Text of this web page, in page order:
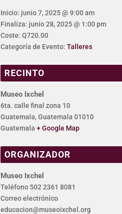
Inicio: junio 7, 2025 @ 9:00 am
Finaliza: junio 28, 2025 @ 1:00 pm
Coste: Q720.00
Categoría de Evento: Talleres
RECINTO
Museo Ixchel
6ta. calle final zona 10
Guatemala,Guatemala 01010
Guatemala + Google Map
ORGANIZADOR
Museo Ixchel
Teléfono 502 2361 8081
Correo electrónico
educacion@museoixchel.org